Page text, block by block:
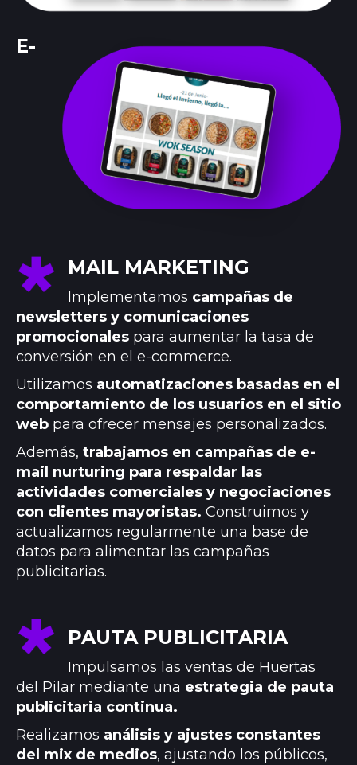
E-
MAIL MARKETING
Implementamos campañas de
newsletters y comunicaciones
promocionales para aumentar la tasa de
conversión en el e-commerce.
Utilizamos automatizaciones basadas en el
comportamiento de los usuarios en el sitio
web para ofrecer mensajes personalizados.
Además, trabajamos en campañas de e-
mail nurturing para respaldar las
actividades comerciales y negociaciones
con clientes mayoristas. Construimos y
actualizamos regularmente una base de
datos para alimentar las campañas
publicitarias.
PAUTA PUBLICITARIA
Impulsamos las ventas de Huertas
del Pilar mediante una estrategia de pauta
publicitaria continua.
Realizamos análisis y ajustes constantes
del mix de medios, ajustando los públicos,